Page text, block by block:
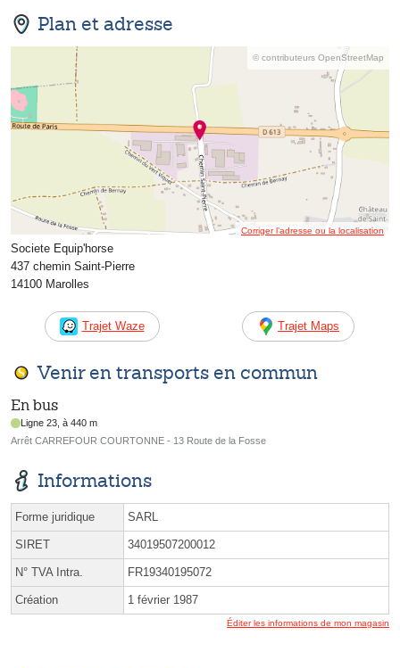
Plan et adresse
© contributeurs OpenStreetMap
Corriger l’adresse ou la localisation
Societe Equip'horse
437 chemin Saint-Pierre
14100 Marolles
Trajet Waze Trajet Maps
Venir en transports en commun
En bus
Ligne 23, à 440 m
Arrêt CARREFOUR COURTONNE - 13 Route de la Fosse
Informations
Forme juridique SARL
SIRET 34019507200012
N° TVA Intra. FR19340195072
Création 1 février 1987
Éditer les informations de mon magasin